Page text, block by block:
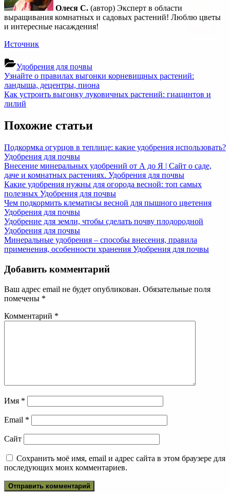
Олеся С. (автор) Эксперт в области
выращивания комнатных и садовых растений! Люблю цветы
и интересные насаждения!
Источник
Удобрения для почвы
Навигация
по
записям
Previous
Post:
Узнайте о правилах выгонки корневищных растений:
ландыша, децентры, пиона
Next
Post:
Как устроить выгонку луковичных растений: гиацинтов и
лилий
Похожие статьи
Подкормка огурцов в теплице: какие удобрения использовать?
Удобрения для почвы
Внесение минеральных удобрений от А до Я | Сайт о саде,
даче и комнатных растениях. Удобрения для почвы
Какие удобрения нужны для огорода весной: топ самых
полезных Удобрения для почвы
Чем подкормить клематисы весной для пышного цветения
Удобрения для почвы
Удобрение для земли, чтобы сделать почву плодородной
Удобрения для почвы
Минеральные удобрения – способы внесения, правила
применения, особенности хранения Удобрения для почвы
Добавить комментарий
Ваш адрес email не будет опубликован. Обязательные поля
помечены *
Комментарий *
Имя *
Email *
Сайт
Сохранить моё имя, email и адрес сайта в этом браузере для
последующих моих комментариев.